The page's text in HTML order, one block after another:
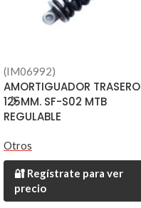
(IM06992)
AMORTIGUADOR TRASERO
125MM. SF-S02 MTB
REGULABLE
Otros
🔐 Regístrate para ver
precio